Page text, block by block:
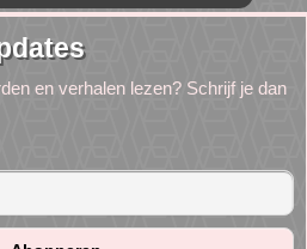
en verhalen lezen? Schrijf je dan